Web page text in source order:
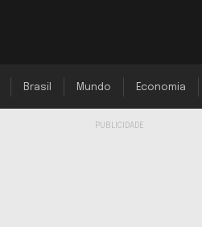
Brasil Mundo Economia